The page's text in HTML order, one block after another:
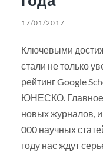
17/01/2017
Ключевыми
стали не только
рейтинг Google
ЮНЕСКО. Главное
новых журналов,
000 научных
году нас ждут